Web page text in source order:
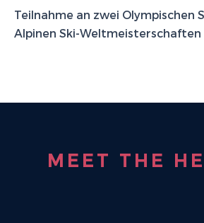
Teilnahme an zwei Olympischen
Alpinen Ski-Weltmeisterschaften
MEET THE